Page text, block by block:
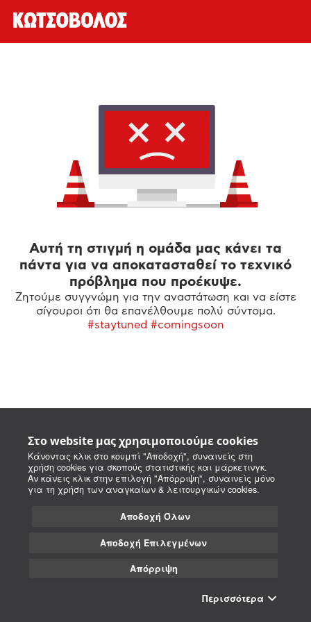
Στο website μας χρησιμοποιούμε cookies
Κάνοντας κλικ στο κουμπί "Αποδοχή", συναινείς στη
χρήση cookies για σκοπούς στατιστικής και μάρκετινγκ.
Αν κάνεις κλικ στην επιλογή "Απόρριψη", συναινείς μόνο
για τη χρήση των αναγκαίων & λειτουργικών cookies.
Αποδοχή Όλων
Αποδοχή Επιλεγμένων
Απόρριψη
Περισσότερα
Αυτή τη στιγμή η ομάδα μας κάνει τα
πάντα για να αποκατασταθεί το τεχνικό
πρόβλημα που προέκυψε.
Ζητούμε συγγνώμη για την αναστάτωση και να είστε
σίγουροι ότι θα επανέλθουμε πολύ σύντομα.
#staytuned #comingsoon